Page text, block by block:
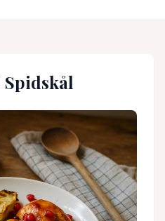
Spidskål